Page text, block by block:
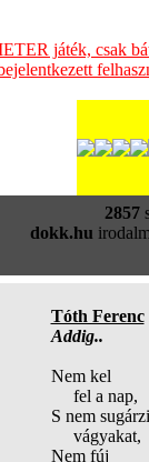
játék, csak
2857
dokk.hu
Tóth Ferenc
Addig..
Nem kel
fel a nap,
S nem
vágyakat,
Nem fúj